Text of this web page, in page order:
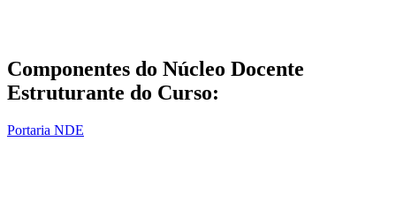
Componentes do Núcleo Docente
Estruturante do Curso:
Portaria NDE